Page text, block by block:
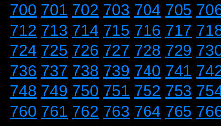
700 701 702 703 704 705
712 713 714 715 716 717
724 725 726 727 728 729
736 737 738 739 740 741
748 749 750 751 752 753
760 761 762 763 764 765